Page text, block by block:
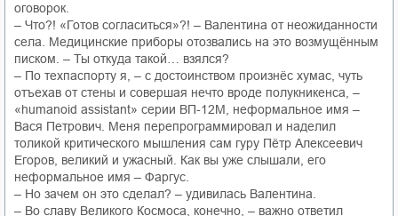
оговорок.
– Что?! «Готов согласиться»?! – Валентина от неожиданности
села. Медицинские приборы отозвались на это возмущённым
писком. – Ты откуда такой… взялся?
– По техпаспорту я, – с достоинством произнёс хумас, чуть
отъехав от стены и совершая нечто вроде полукникенса, –
«humanoid assistant» серии ВП-12М, неформальное имя –
Вася Петрович. Меня перепрограммировал и наделил
толикой критического мышления сам гуру Пётр Алексеевич
Егоров, великий и ужасный. Как вы уже слышали, его
неформальное имя – Фаргус.
– Но зачем он это сделал? – удивилась Валентина.
– Во славу Великого Космоса, конечно, – важно ответил